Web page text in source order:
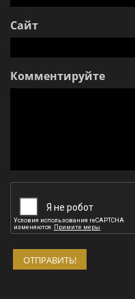
Сайт
Комментируйте